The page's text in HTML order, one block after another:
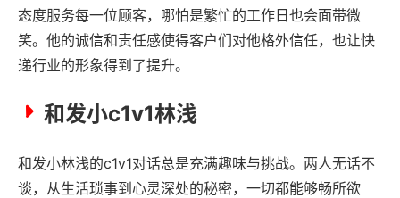
态度服务每一位顾客，哪怕是繁忙的工作日也会面带微
笑。他的诚信和责任感使得客户们对他格外信任，也让快
递行业的形象得到了提升。
和发小c1v1林浅
和发小林浅的c1v1对话总是充满趣味与挑战。两人无话不
谈，从生活琐事到心灵深处的秘密，一切都能够畅所欲